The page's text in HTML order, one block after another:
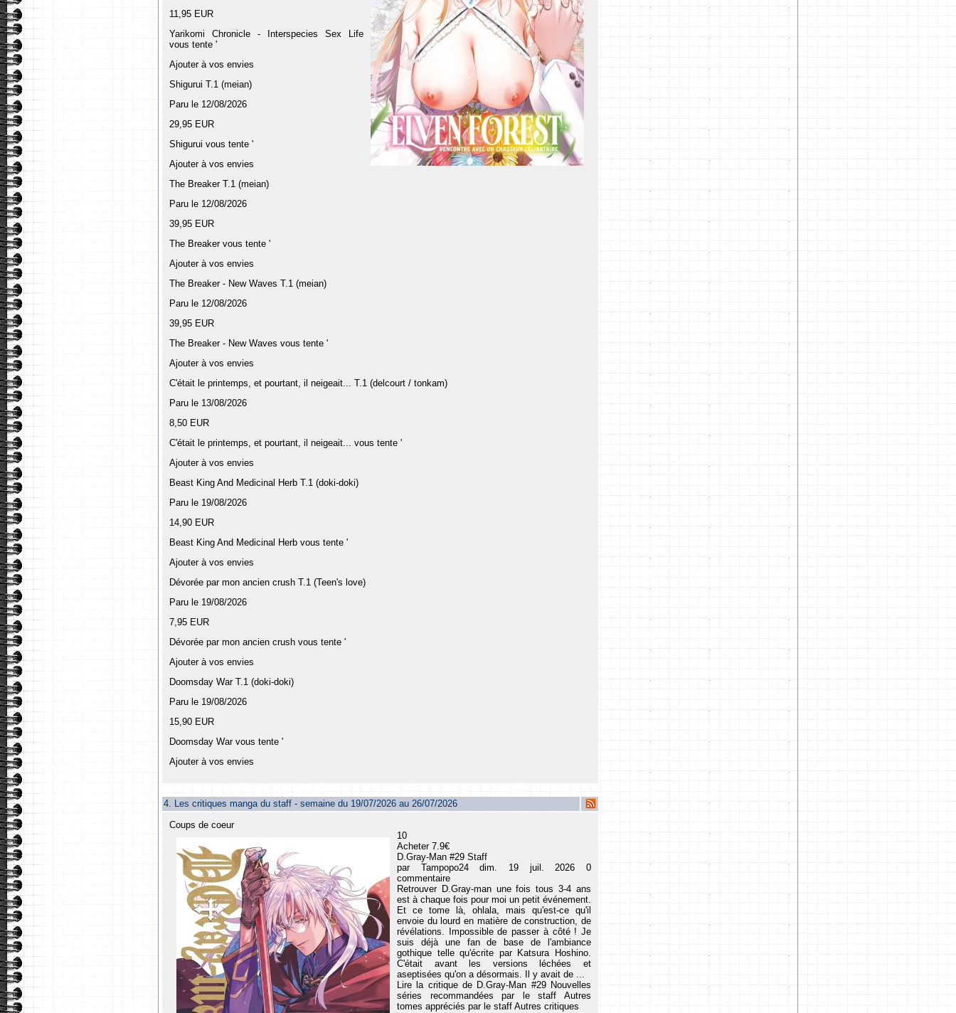
11,95 EUR
Yarikomi Chronicle - Interspecies Sex Life
vous tente '
Ajouter à vos envies
Shigurui T.1 (meian)
Paru le 12/08/2026
29,95 EUR
Shigurui vous tente '
Ajouter à vos envies
The Breaker T.1 (meian)
Paru le 12/08/2026
39,95 EUR
The Breaker vous tente '
Ajouter à vos envies
The Breaker - New Waves T.1 (meian)
Paru le 12/08/2026
39,95 EUR
The Breaker - New Waves vous tente '
Ajouter à vos envies
C'était le printemps, et pourtant, il neigeait... T.1 (delcourt / tonkam)
Paru le 13/08/2026
8,50 EUR
C'était le printemps, et pourtant, il neigeait... vous tente '
Ajouter à vos envies
Beast King And Medicinal Herb T.1 (doki-doki)
Paru le 19/08/2026
14,90 EUR
Beast King And Medicinal Herb vous tente '
Ajouter à vos envies
Dévorée par mon ancien crush T.1 (Teen's love)
Paru le 19/08/2026
7,95 EUR
Dévorée par mon ancien crush vous tente '
Ajouter à vos envies
Doomsday War T.1 (doki-doki)
Paru le 19/08/2026
15,90 EUR
Doomsday War vous tente '
Ajouter à vos envies
4. Les critiques manga du staff - semaine du 19/07/2026 au 26/07/2026
Coups de coeur
10
Acheter 7.9€
D.Gray-Man #29 Staff
par Tampopo24 dim. 19 juil. 2026 0
commentaire
Retrouver D.Gray-man une fois tous 3-4 ans
est à chaque fois pour moi un petit événement.
Et ce tome là, ohlala, mais qu'est-ce qu'il
envoie du lourd en matière de construction, de
révélations. Impossible de passer à côté ! Je
suis déjà une fan de base de l'ambiance
gothique telle qu'écrite par Katsura Hoshino.
C'était avant les versions léchées et
aseptisées qu'on a désormais. Il y avait de ...
Lire la critique de D.Gray-Man #29 Nouvelles
séries recommandées par le staff Autres
tomes appréciés par le staff Autres critiques